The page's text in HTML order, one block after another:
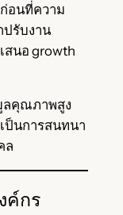
อนที่ความ
ปรับงาน
สนอ growth
ลคุณภาพสูง
ป็นการสนทนา
ล
ค์กร